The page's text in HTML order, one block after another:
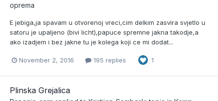
oprema
E jebiga,ja spavam u otvorenoj vreci,cim delkim zasvira svjetlo u
satoru je upaljeno (bivi licht),papuce spremne jakna takodje,a
ako izadjem i bez jakne tu je kolega koji ce mi dodat...
November 2, 2016 195 replies 1
Plinska Grejalica